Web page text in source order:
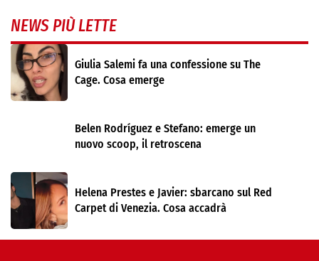
NEWS PIÙ LETTE
Giulia Salemi fa una confessione su The
Cage. Cosa emerge
Belen Rodríguez e Stefano: emerge un
nuovo scoop, il retroscena
Helena Prestes e Javier: sbarcano sul Red
Carpet di Venezia. Cosa accadrà